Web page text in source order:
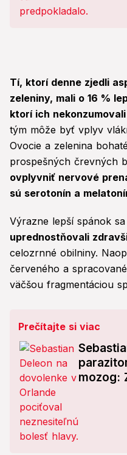
Tí, ktorí denne zjedli
zeleniny, mali o 16 %
ktorí ich
tým môže byť vplyv
Ovocie a zelenina
prospešných črevných
ovplyvniť nervové
sú serotonín a
Výrazne lepší spánok
uprednostňovali
celozrnné obilniny.
červeného a
väčšou fragmentáciou
Prečítajte si viac
mozog: